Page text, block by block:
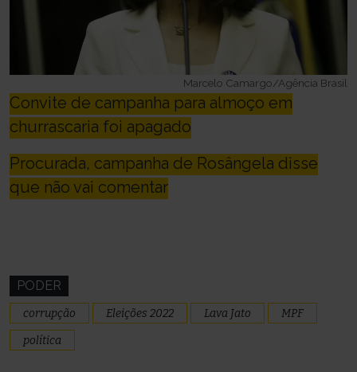
Marcelo Camargo/Agência Brasil
Convite de campanha para almoço em
churrascaria foi apagado
Procurada, campanha de Rosângela disse
que não vai comentar
PODER
corrupção Eleições 2022 Lava Jato
MPF
política